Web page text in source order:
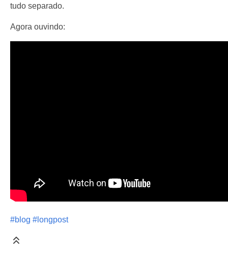
tudo separado.
Agora ouvindo:
#blog #longpost